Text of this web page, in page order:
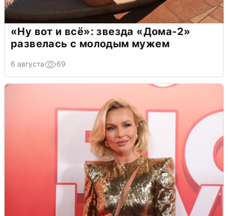
«Ну вот и всё»: звезда «Дома-2»
развелась с молодым мужем
6 августа 69